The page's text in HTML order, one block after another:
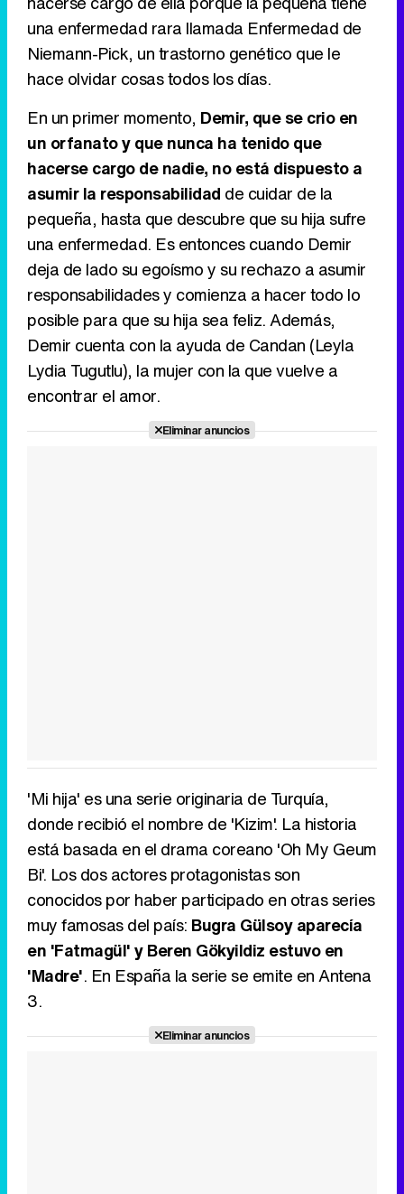
Tráiler de la tercera temporada de 'The Walking Dead: Dead City' de AMC+
una enfermedad rara llamada Enfermedad de
Niemann-Pick, un trastorno genético que le
hace olvidar cosas todos los días.
En un primer momento, Demir, que se crio en
un orfanato y que nunca ha tenido que
hacerse cargo de nadie, no está dispuesto a
asumir la responsabilidad de cuidar de la
pequeña, hasta que descubre que su hija sufre
una enfermedad. Es entonces cuando Demir
deja de lado su egoísmo y su rechazo a asumir
responsabilidades y comienza a hacer todo lo
posible para que su hija sea feliz. Además,
Demir cuenta con la ayuda de Candan (Leyla
Lydia Tugutlu), la mujer con la que vuelve a
encontrar el amor.
Eliminar anuncios
'Mi hija' es una serie originaria de Turquía,
donde recibió el nombre de 'Kizim'. La historia
está basada en el drama coreano 'Oh My Geum
Bi'. Los dos actores protagonistas son
conocidos por haber participado en otras series
muy famosas del país: Bugra Gülsoy aparecía
en 'Fatmagül' y Beren Gökyildiz estuvo en
'Madre'. En España la serie se emite en Antena
3.
Eliminar anuncios